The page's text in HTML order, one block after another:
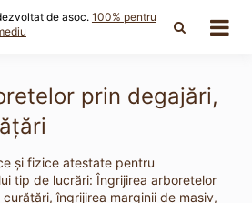
de asoc. 100% pentru
prin degajări,
și fizice atestate pentru
tip de lucrări: Îngrijirea arboretelor
îngrijirea marginii de masiv,